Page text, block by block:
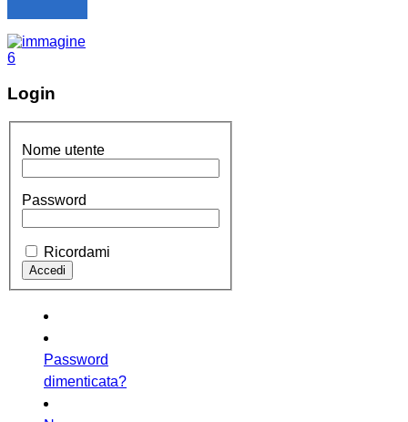
Login
Nome utente
Password
Ricordami
Password
dimenticata?